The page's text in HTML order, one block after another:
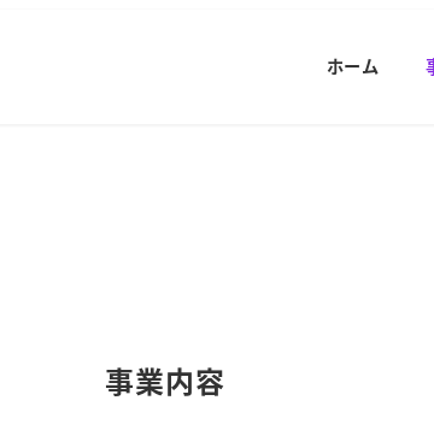
ホーム
事業内容